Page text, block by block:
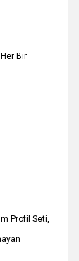
Bir
Profil Seti,